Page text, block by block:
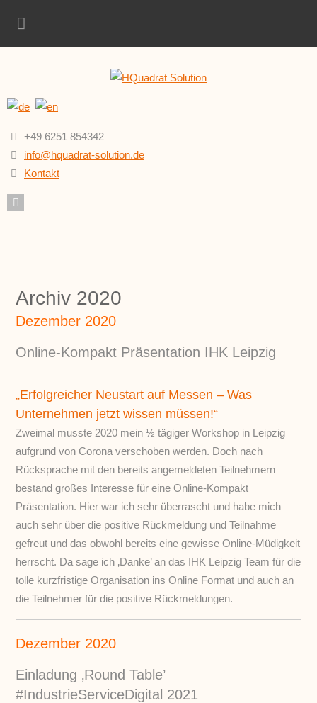
+49 6251 854342
info@hquadrat-solution.de
Kontakt
Archiv 2020
Dezember 2020
Online-Kompakt Präsentation IHK Leipzig
„Erfolgreicher Neustart auf Messen – Was
Unternehmen jetzt wissen müssen!“
Zweimal musste 2020 mein ½ tägiger Workshop in Leipzig
aufgrund von Corona verschoben werden. Doch nach
Rücksprache mit den bereits angemeldeten Teilnehmern
bestand großes Interesse für eine Online-Kompakt
Präsentation. Hier war ich sehr überrascht und habe mich
auch sehr über die positive Rückmeldung und Teilnahme
gefreut und das obwohl bereits eine gewisse Online-Müdigkeit
herrscht. Da sage ich ‚Danke’ an das IHK Leipzig Team für die
tolle kurzfristige Organisation ins Online Format und auch an
die Teilnehmer für die positive Rückmeldungen.
Dezember 2020
Einladung ‚Round Table’
#IndustrieServiceDigital 2021